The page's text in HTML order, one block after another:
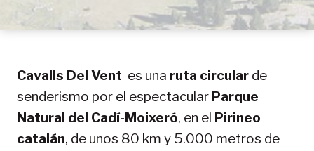
Cavalls Del Vent es una ruta circular de
senderismo por el espectacular Parque
Natural del Cadí-Moixeró, en el Pirineo
catalán, de unos 80 km y 5.000 metros de